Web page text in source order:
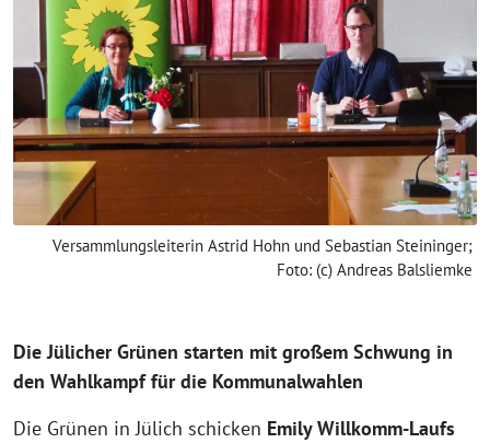
Versammlungsleiterin Astrid Hohn und Sebastian Steininger;
Foto: (c) Andreas Balsliemke
Die Jülicher Grünen starten mit großem Schwung in
den Wahlkampf für die Kommunalwahlen
Die Grünen in Jülich schicken Emily Willkomm-Laufs